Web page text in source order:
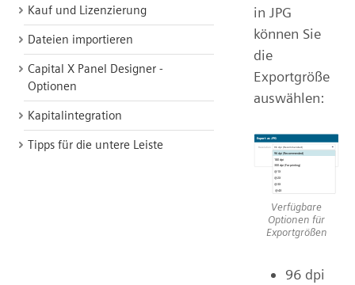
Kauf und Lizenzierung
Dateien importieren
Capital X Panel Designer -
Optionen
Kapitalintegration
Tipps für die untere Leiste
in JPG
können Sie
die
Exportgröße
auswählen:
Verfügbare
Optionen für
Exportgrößen
96 dpi